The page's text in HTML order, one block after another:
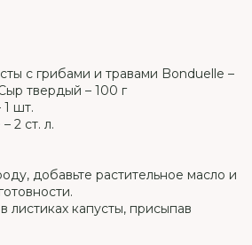
с грибами и травами Bonduelle –
твердый – 100 г
1 шт.
2 ст. л.
добавьте растительное масло и
листиках капусты, присыпав